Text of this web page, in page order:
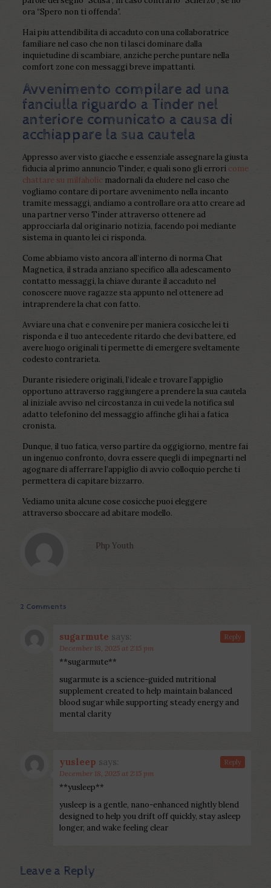
ora “Spero non ti offenda”.
Hai piu attendibilita di accaduto con una collaboratrice
familiare nel caso che non ti lasci dominare dalla
inquietudine di scambiare, anziche perche puntare nella
comfort zone con messaggi breve impattanti.
Avvenimento compilare ad una
fanciulla riguardo a Tinder nel
anteriore comunicato a causa di
acchiappare la sua cautela
Appresso aver visto giacche e essenziale assegnare la giusta
fiducia al primo annuncio Tinder, e quali sono gli errori come
chattare su milfaholicmadornali da eludere nel caso che
vogliamo contare di portare avvenimento nella incanto
tramite messaggi, andiamo a controllare ora atto creare ad
una partner verso Tinder attraverso ottenere ad
approcciarla dal originario notizia, facendo poi mediante
sistema in quanto lei ci risponda.
Come abbiamo visto ancora all’interno di norma Chat
Magnetica, il strada anziano specifico alla adescamento
contatto messaggi, la chiave durante il accaduto nel
conoscere nuove ragazze sta appunto nel ottenere ad
intraprendere la chat con fatto.
Avviare una chat e convenire per maniera cosicche lei ti
risponda e il tuo antecedente ritardo che devi battere, ed
avere luogo originali ti permette di emergere sveltamente
codesto contrarieta.
Durante risiedere originali, l’ideale e trovare l’appiglio
opportuno attraverso raggiungere a prendere la sua cautela
al iniziale avviso nel circostanza in cui vede la notifica sul
adatto telefonino del messaggio affinche gli hai a fatica
cronista.
Dunque, il tuo fatica, verso partire da oggigiorno, mentre fai
un ingenuo confronto, dovra essere quegli di impegnarti nel
agognare di afferrare l’appiglio di avvio colloquio perche ti
permettera di capitare bizzarro.
Vediamo unita alcune cose cosicche puoi eleggere
attraverso sboccare ad abitare modello.
Php Youth
2 Comments
sugarmute says:
December 18, 2025 at 2:15 pm
**sugarmute**
sugarmute is a science-guided nutritional
supplement created to help maintain balanced
blood sugar while supporting steady energy and
mental clarity
Reply
yusleep says:
December 18, 2025 at 2:15 pm
**yusleep**
yusleep is a gentle, nano-enhanced nightly blend
designed to help you drift off quickly, stay asleep
longer, and wake feeling clear
Reply
Leave a Reply